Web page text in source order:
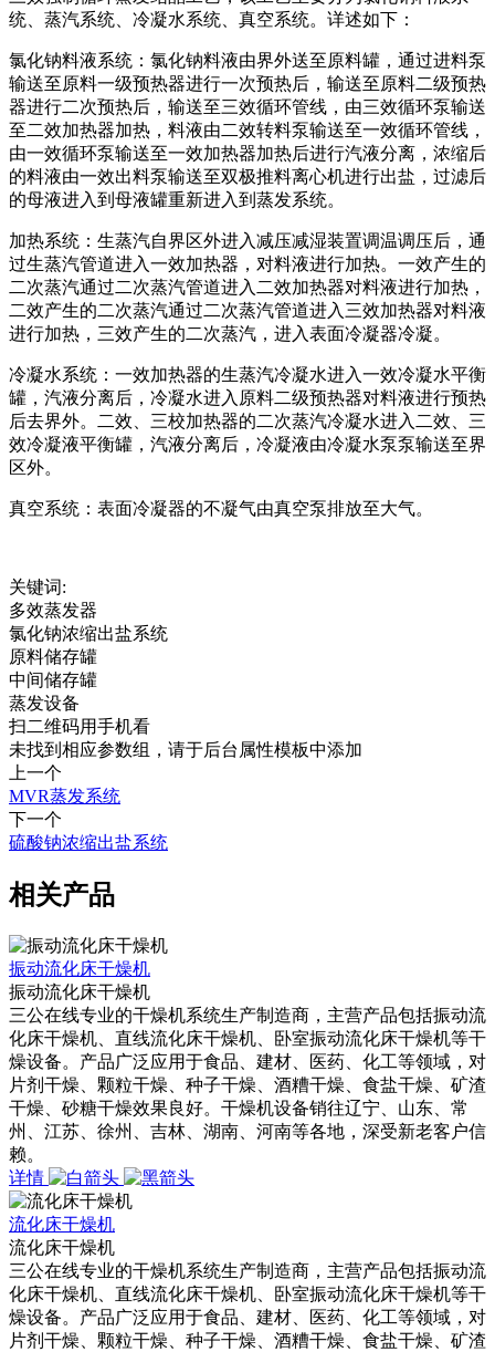
统、蒸汽系统、冷凝水系统、真空系统。详述如下：
氯化钠料液系统：氯化钠料液由界外送至原料罐，通过进料泵
输送至原料一级预热器进行一次预热后，输送至原料二级预热
器进行二次预热后，输送至三效循环管线，由三效循环泵输送
至二效加热器加热，料液由二效转料泵输送至一效循环管线，
由一效循环泵输送至一效加热器加热后进行汽液分离，浓缩后
的料液由一效出料泵输送至双极推料离心机进行出盐，过滤后
的母液进入到母液罐重新进入到蒸发系统。
加热系统：生蒸汽自界区外进入减压减湿装置调温调压后，通
过生蒸汽管道进入一效加热器，对料液进行加热。一效产生的
二次蒸汽通过二次蒸汽管道进入二效加热器对料液进行加热，
二效产生的二次蒸汽通过二次蒸汽管道进入三效加热器对料液
进行加热，三效产生的二次蒸汽，进入表面冷凝器冷凝。
冷凝水系统：一效加热器的生蒸汽冷凝水进入一效冷凝水平衡
罐，汽液分离后，冷凝水进入原料二级预热器对料液进行预热
后去界外。二效、三校加热器的二次蒸汽冷凝水进入二效、三
效冷凝液平衡罐，汽液分离后，冷凝液由冷凝水泵泵输送至界
区外。
真空系统：表面冷凝器的不凝气由真空泵排放至大气。
关键词:
多效蒸发器
氯化钠浓缩出盐系统
原料储存罐
中间储存罐
蒸发设备
扫二维码用手机看
未找到相应参数组，请于后台属性模板中添加
上一个
MVR蒸发系统
下一个
硫酸钠浓缩出盐系统
相关产品
振动流化床干燥机
振动流化床干燥机
三公在线专业的干燥机系统生产制造商，主营产品包括振动流
化床干燥机、直线流化床干燥机、卧室振动流化床干燥机等干
燥设备。产品广泛应用于食品、建材、医药、化工等领域，对
片剂干燥、颗粒干燥、种子干燥、酒糟干燥、食盐干燥、矿渣
干燥、砂糖干燥效果良好。干燥机设备销往辽宁、山东、常
州、江苏、徐州、吉林、湖南、河南等各地，深受新老客户信
赖。
详情
流化床干燥机
流化床干燥机
三公在线专业的干燥机系统生产制造商，主营产品包括振动流
化床干燥机、直线流化床干燥机、卧室振动流化床干燥机等干
燥设备。产品广泛应用于食品、建材、医药、化工等领域，对
片剂干燥、颗粒干燥、种子干燥、酒糟干燥、食盐干燥、矿渣